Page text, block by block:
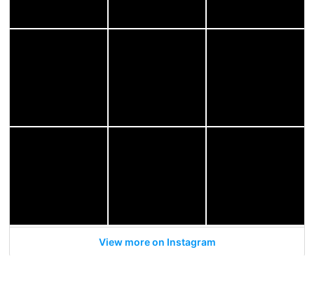
View more on Instagram